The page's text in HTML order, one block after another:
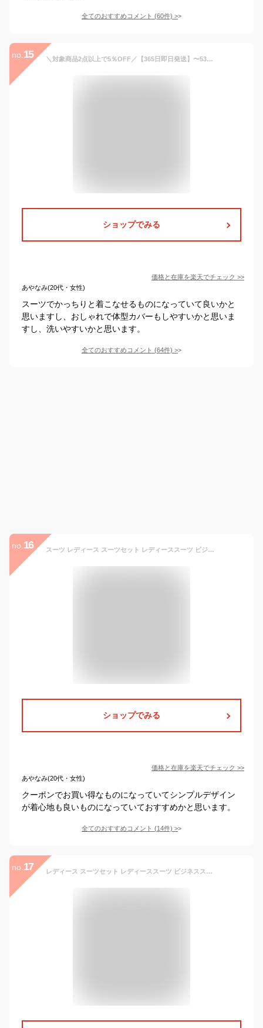
全てのおすすめコメント (60件) >
no. 15 ＼対象商品2点以上で5％OFF／【365日即日発送】〜53%OFF スーツ レディース 夏 大きいサイズ ビジネススーツ セットアップ 洗える ストレッチ パンツスーツ ロングジャケット 春秋冬 30代 40代 50代 通勤 面接 セレモニー オフィス 試着チケット対象
ショップでみる
価格と在庫を楽天でチェック >>
あやなみ(20代・女性)
スーツでかっちりと着こなせるものになっていて良いかと
思いますし、おしゃれで体型カバーもしやすいかと思いま
すし、洗いやすいかと思います。
全てのおすすめコメント (64件) >
no. 16 スーツ レディース スーツセット レディーススーツ ビジネススーツ リクルートスーツ セットアップ 大きいサイズ フォーマル 卒業式 入学式 洗える ストレッチ ジャケット スカート パンツ 2way 3点セット 花粉ガード 七五三 七五三スーツ ママ ママスーツ セレモニースーツ
ショップでみる
価格と在庫を楽天でチェック >>
あやなみ(20代・女性)
クーポンでお買い得なものになっていてシンプルデザイン
が着心地も良いものになっていておすすめかと思います。
全てのおすすめコメント (14件) >
no. 17 レディース スーツセット レディーススーツ ビジネススーツ リクルート ママ セットアップ 大きいサイズ フォーマル 入学式 卒業式 洗える ジャケット スカート パンツ 2way 3点セット 30代 40代 七五三 オケージョン 就活 セレモニー 晴れの日 花粉 UV加工